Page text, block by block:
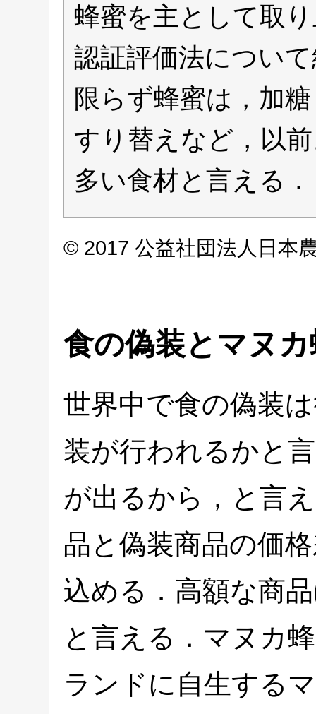
蜂蜜を主として取
認証評価法につい
限らず蜂蜜は，加
すり替えなど，以
多い食材と言える．
© 2017 公益社団法人日本
食の偽装とマヌ
世界中で食の偽装
装が行われるかと
が出るから，と言
品と偽装商品の価
込める．高額な商
と言える．マヌカ
ランドに自生する